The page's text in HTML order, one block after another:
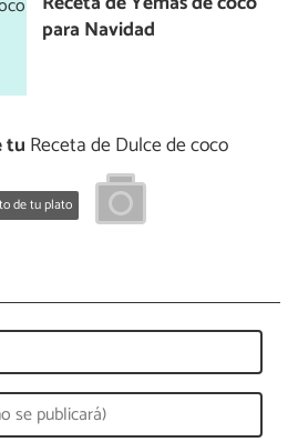
para Navidad
tu Receta de Dulce de coco
de tu plato